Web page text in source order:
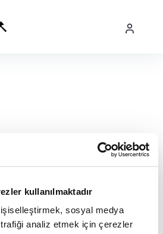
kullanılmaktadır
sosyal medya
analiz etmek için çerezler